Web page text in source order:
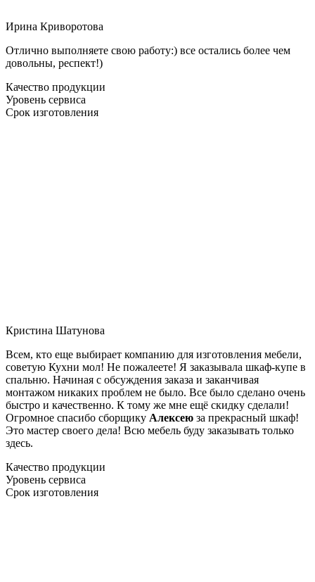
Ирина Криворотова
Отлично выполняете свою работу:) все остались более чем
довольны, респект!)
Качество продукции
Уровень сервиса
Срок изготовления
Кристина Шатунова
Всем, кто еще выбирает компанию для изготовления мебели,
советую Кухни мол! Не пожалеете! Я заказывала шкаф-купе в
спальню. Начиная с обсуждения заказа и заканчивая
монтажом никаких проблем не было. Все было сделано очень
быстро и качественно. К тому же мне ещё скидку сделали!
Огромное спасибо сборщику Алексею за прекрасный шкаф!
Это мастер своего дела! Всю мебель буду заказывать только
здесь.
Качество продукции
Уровень сервиса
Срок изготовления